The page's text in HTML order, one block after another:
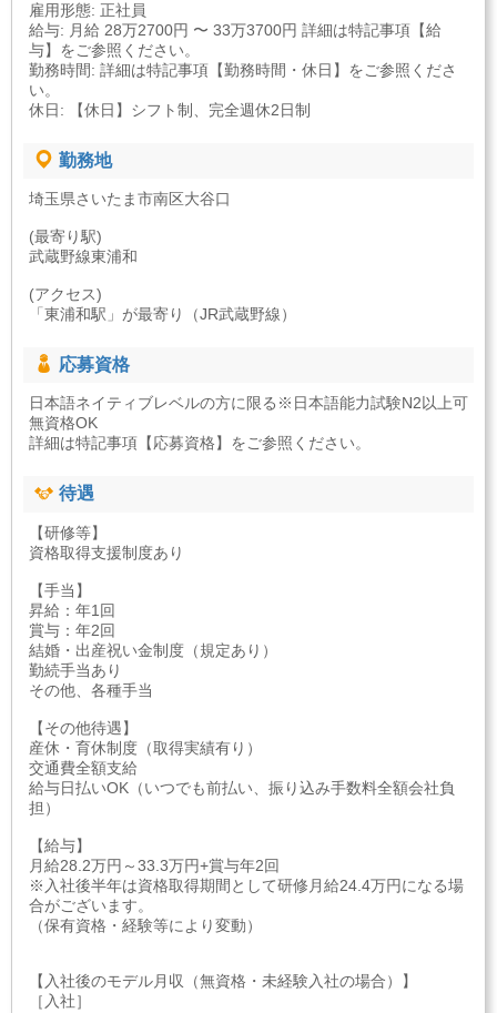
雇用形態: 正社員
給与: 月給 28万2700円 〜 33万3700円 詳細は特記事項【給
与】をご参照ください。
勤務時間: 詳細は特記事項【勤務時間・休日】をご参照くださ
い。
休日: 【休日】シフト制、完全週休2日制
勤務地
埼玉県さいたま市南区大谷口
(最寄り駅)
武蔵野線東浦和
(アクセス)
「東浦和駅」が最寄り（JR武蔵野線）
応募資格
日本語ネイティブレベルの方に限る※日本語能力試験N2以上可
無資格OK
詳細は特記事項【応募資格】をご参照ください。
待遇
【研修等】
資格取得支援制度あり
【手当】
昇給：年1回
賞与：年2回
結婚・出産祝い金制度（規定あり）
勤続手当あり
その他、各種手当
【その他待遇】
産休・育休制度（取得実績有り）
交通費全額支給
給与日払いOK（いつでも前払い、振り込み手数料全額会社負
担）
【給与】
月給28.2万円～33.3万円+賞与年2回
※入社後半年は資格取得期間として研修月給24.4万円になる場
合がございます。
（保有資格・経験等により変動）
【入社後のモデル月収（無資格・未経験入社の場合）】
［入社］